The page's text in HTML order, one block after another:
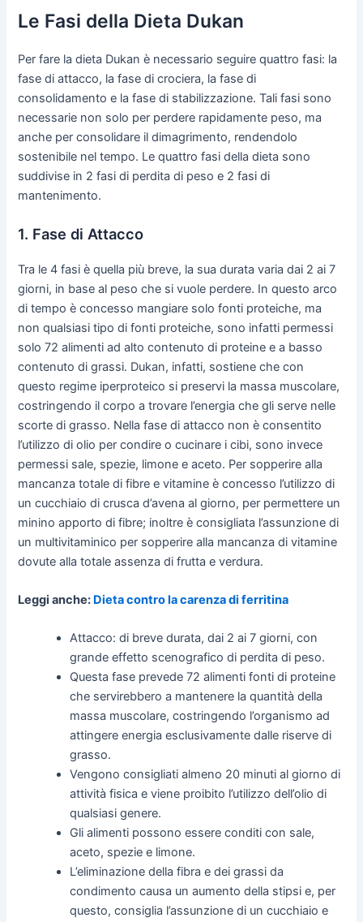
Le Fasi della Dieta Dukan
Per fare la dieta Dukan è necessario seguire quattro fasi: la
fase di attacco, la fase di crociera, la fase di
consolidamento e la fase di stabilizzazione. Tali fasi sono
necessarie non solo per perdere rapidamente peso, ma
anche per consolidare il dimagrimento, rendendolo
sostenibile nel tempo. Le quattro fasi della dieta sono
suddivise in 2 fasi di perdita di peso e 2 fasi di
mantenimento.
1. Fase di Attacco
Tra le 4 fasi è quella più breve, la sua durata varia dai 2 ai 7
giorni, in base al peso che si vuole perdere. In questo arco
di tempo è concesso mangiare solo fonti proteiche, ma
non qualsiasi tipo di fonti proteiche, sono infatti permessi
solo 72 alimenti ad alto contenuto di proteine e a basso
contenuto di grassi. Dukan, infatti, sostiene che con
questo regime iperproteico si preservi la massa muscolare,
costringendo il corpo a trovare l’energia che gli serve nelle
scorte di grasso. Nella fase di attacco non è consentito
l’utilizzo di olio per condire o cucinare i cibi, sono invece
permessi sale, spezie, limone e aceto. Per sopperire alla
mancanza totale di fibre e vitamine è concesso l’utilizzo di
un cucchiaio di crusca d’avena al giorno, per permettere un
minino apporto di fibre; inoltre è consigliata l’assunzione di
un multivitaminico per sopperire alla mancanza di vitamine
dovute alla totale assenza di frutta e verdura.
Leggi anche: Dieta contro la carenza di ferritina
Attacco: di breve durata, dai 2 ai 7 giorni, con
grande effetto scenografico di perdita di peso.
Questa fase prevede 72 alimenti fonti di proteine
che servirebbero a mantenere la quantità della
massa muscolare, costringendo l’organismo ad
attingere energia esclusivamente dalle riserve di
grasso.
Vengono consigliati almeno 20 minuti al giorno di
attività fisica e viene proibito l’utilizzo dell’olio di
qualsiasi genere.
Gli alimenti possono essere conditi con sale,
aceto, spezie e limone.
L’eliminazione della fibra e dei grassi da
condimento causa un aumento della stipsi e, per
questo, consiglia l’assunzione di un cucchiaio e